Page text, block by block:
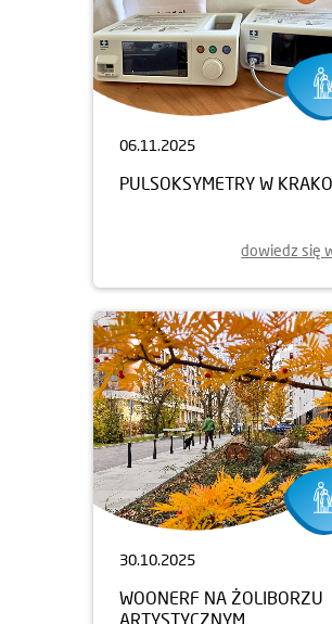
06.11.2025
PULSOKSYMETRY W
dowiedz się
30.10.2025
WOONERF NA ŻOLIBORZU
ARTYSTYCZNYM